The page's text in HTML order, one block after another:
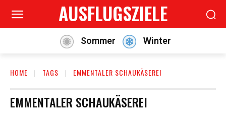
AUSFLUGSZIELE
Sommer Winter
HOME TAGS EMMENTALER SCHAUKÄSEREI
EMMENTALER SCHAUKÄSEREI